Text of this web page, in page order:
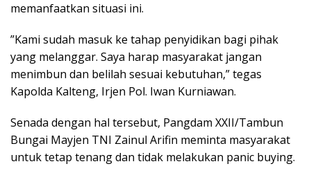
memanfaatkan situasi ini.
​”Kami sudah masuk ke tahap penyidikan bagi pihak
yang melanggar. Saya harap masyarakat jangan
menimbun dan belilah sesuai kebutuhan,” tegas
Kapolda Kalteng, Irjen Pol. Iwan Kurniawan.
​Senada dengan hal tersebut, Pangdam XXII/Tambun
Bungai Mayjen TNI Zainul Arifin meminta masyarakat
untuk tetap tenang dan tidak melakukan panic buying.